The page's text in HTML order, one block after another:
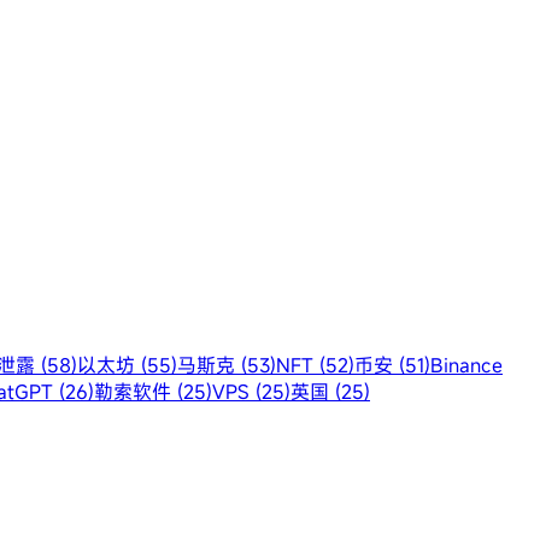
露 (58)以太坊 (55)马斯克 (53)NFT (52)币安 (51)Binance
(26)勒索软件 (25)VPS (25)英国 (25)